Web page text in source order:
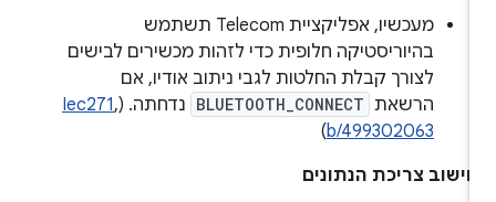
מעכשיו, אפליקציית Telecom תשתמש
בהיוריסטיקה חלופית כדי לזהות מכשירים לבישים
לצורך קבלת החלטות לגבי ניתוב אודיו, אם
הרשאת BLUETOOTH_CONNECT נדחתה. ( Iec271,
b/499302063
)
צריכת הנתונים